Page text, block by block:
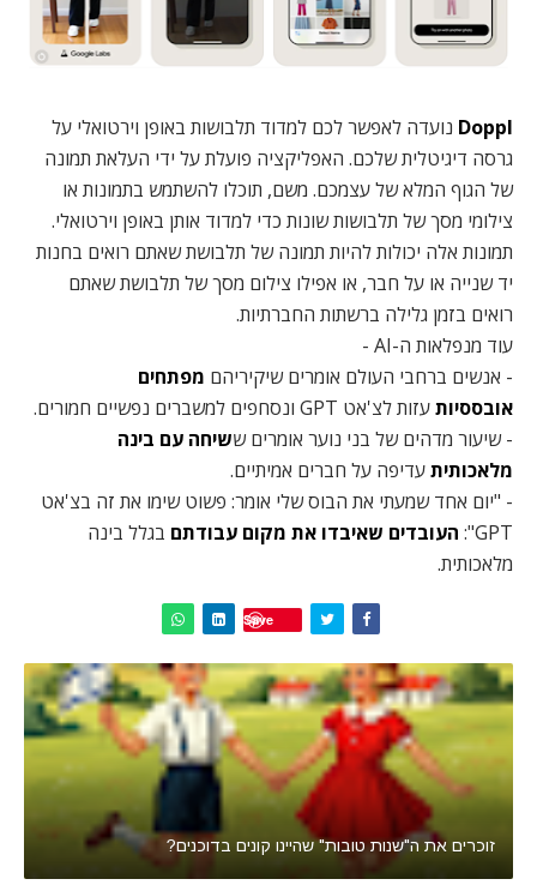
Doppl נועדה לאפשר לכם למדוד תלבושות באופן וירטואלי על
גרסה דיגיטלית שלכם. האפליקציה פועלת על ידי העלאת תמונה
של הגוף המלא של עצמכם. משם, תוכלו להשתמש בתמונות או
צילומי מסך של תלבושות שונות כדי למדוד אותן באופן וירטואלי.
תמונות אלה יכולות להיות תמונה של תלבושת שאתם רואים בחנות
יד שנייה או על חבר, או אפילו צילום מסך של תלבושת שאתם
רואים בזמן גלילה ברשתות החברתיות.
עוד מנפלאות ה-AI -
- אנשים ברחבי העולם אומרים שיקיריהם מפתחים
אובססיותעזות לצ'אט GPT ונסחפים למשברים נפשיים חמורים.
- שיעור מדהים של בני נוער אומרים ששיחה עם בינה
מלאכותיתעדיפה על חברים אמיתיים.
- "יום אחד שמעתי את הבוס שלי אומר: פשוט שימו את זה בצ'אט
GPT":
העובדים שאיבדו את מקום עבודתם בגלל בינה
מלאכותית.
Save
זוכרים את ה"שנות טובות" שהיינו קונים בדוכנים?